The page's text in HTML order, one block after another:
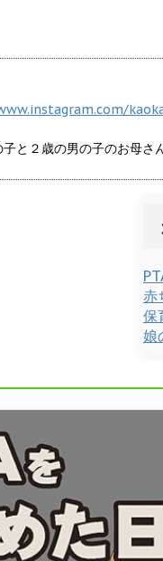
子と２歳の男の子のお母
赤
保
娘